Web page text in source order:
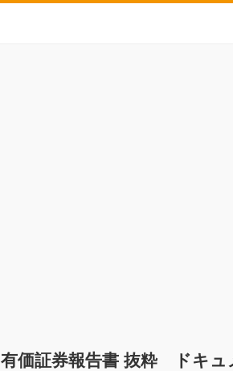
有価証券報告書 抜粋 ドキ